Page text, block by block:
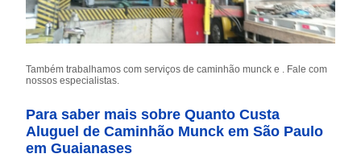
Também trabalhamos com serviços de caminhão munck e . Fale com
nossos especialistas.
Para saber mais sobre Quanto Custa
Aluguel de Caminhão Munck em São Paulo
em Guaianases